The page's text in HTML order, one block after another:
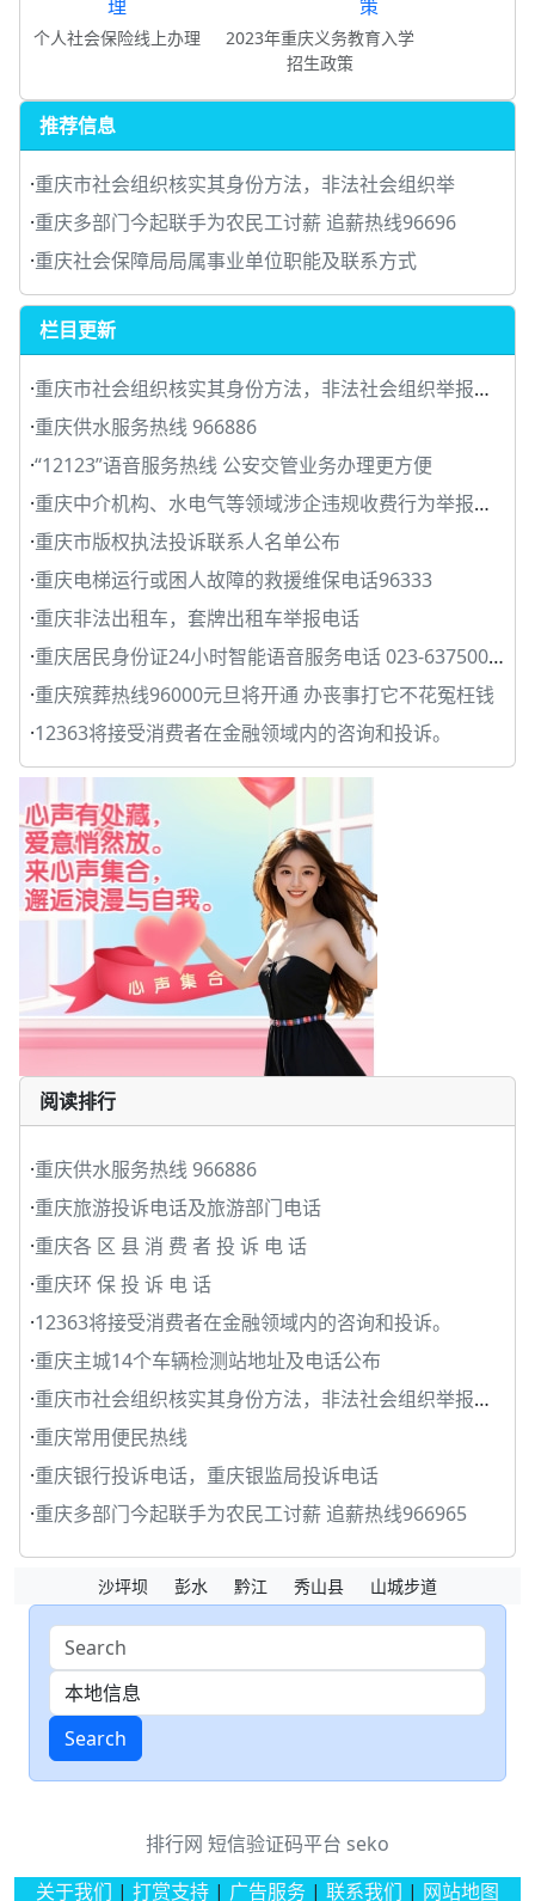
个人社会保险线上办理
2023年重庆义务教育入学
招生政策
推荐信息
·重庆市社会组织核实其身份方法，非法社会组织举
·重庆多部门今起联手为农民工讨薪 追薪热线96696
·重庆社会保障局局属事业单位职能及联系方式
栏目更新
·重庆市社会组织核实其身份方法，非法社会组织举报电话
·重庆供水服务热线 966886
·“12123”语音服务热线 公安交管业务办理更方便
·重庆中介机构、水电气等领域涉企违规收费行为举报电话
·重庆市版权执法投诉联系人名单公布
·重庆电梯运行或困人故障的救援维保电话96333
·重庆非法出租车，套牌出租车举报电话
·重庆居民身份证24小时智能语音服务电话 023-63750094
·重庆殡葬热线96000元旦将开通 办丧事打它不花冤枉钱
·12363将接受消费者在金融领域内的咨询和投诉。
阅读排行
·重庆供水服务热线 966886
·重庆旅游投诉电话及旅游部门电话
·重庆各 区 县 消 费 者 投 诉 电 话
·重庆环 保 投 诉 电 话
·12363将接受消费者在金融领域内的咨询和投诉。
·重庆主城14个车辆检测站地址及电话公布
·重庆市社会组织核实其身份方法，非法社会组织举报电话
·重庆常用便民热线
·重庆银行投诉电话，重庆银监局投诉电话
·重庆多部门今起联手为农民工讨薪 追薪热线966965
沙坪坝 彭水 黔江 秀山县 山城步道
Search
排行网 短信验证码平台 seko
关于我们 | 打赏支持 | 广告服务 | 联系我们 | 网站地图